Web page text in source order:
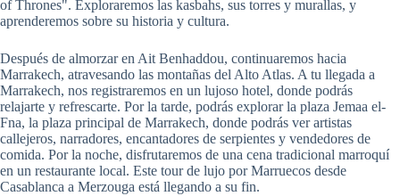
of Thrones". Exploraremos las kasbahs, sus torres y murallas, y
aprenderemos sobre su historia y cultura.
Después de almorzar en Ait Benhaddou, continuaremos hacia
Marrakech, atravesando las montañas del Alto Atlas. A tu llegada a
Marrakech, nos registraremos en un lujoso hotel, donde podrás
relajarte y refrescarte. Por la tarde, podrás explorar la plaza Jemaa el-
Fna, la plaza principal de Marrakech, donde podrás ver artistas
callejeros, narradores, encantadores de serpientes y vendedores de
comida. Por la noche, disfrutaremos de una cena tradicional marroquí
en un restaurante local. Este tour de lujo por Marruecos desde
Casablanca a Merzouga está llegando a su fin.